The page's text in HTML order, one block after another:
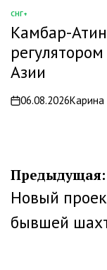
ОПУБЛИКОВАНО
В
СНГ+
Камбар-
Азии
on06.08.2026Карина
по
Предыдущая:
Новый
бывшей